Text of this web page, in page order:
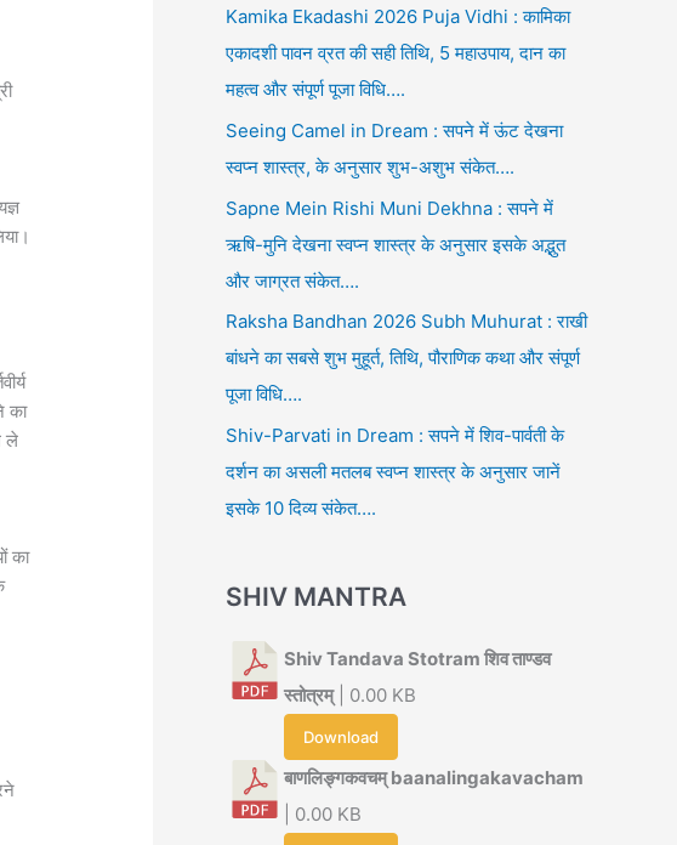
का
ले
का
Kamika Ekadashi 2026 Puja Vidhi : कामिका
एकादशी पावन व्रत की सही तिथि, 5 महाउपाय, दान का
महत्व और संपूर्ण पूजा विधि….
Seeing Camel in Dream : सपने में ऊंट देखना
स्वप्न शास्त्र, के अनुसार शुभ-अशुभ संकेत….
Sapne Mein Rishi Muni Dekhna : सपने में
ऋषि-मुनि देखना स्वप्न शास्त्र के अनुसार इसके अद्भुत
और जाग्रत संकेत….
Raksha Bandhan 2026 Subh Muhurat : राखी
बांधने का सबसे शुभ मुहूर्त, तिथि, पौराणिक कथा और संपूर्ण
पूजा विधि….
Shiv-Parvati in Dream : सपने में शिव-पार्वती के
दर्शन का असली मतलब स्वप्न शास्त्र के अनुसार जानें
इसके 10 दिव्य संकेत….
SHIV MANTRA
Shiv Tandava Stotram शिव ताण्डव
स्तोत्रम्| 0.00 KB
Download
बाणलिङ्गकवचम् baanalingakavacham
| 0.00 KB